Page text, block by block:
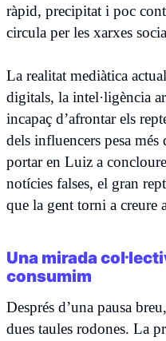
ràpid, precipitat i poc
circula per les xarxes
La realitat mediàtica
digitals, la intel·ligència
incapaç d’afrontar els
dels influencers pesa
portar en Luiz a
notícies falses, el gran
que la gent torni a creure
Una mirada
consumim
Després d’una pausa
dues taules rodones. La